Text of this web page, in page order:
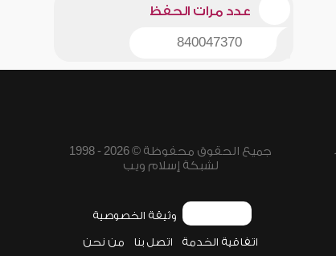
عدد مرات الحفظ
840047370
جميع الحقوق محفوظة © 2026 - 1998
لشبكة إسلام ويب
وثيقة الخصوصية
اتفاقية الخدمة اتصل بنا من نحن